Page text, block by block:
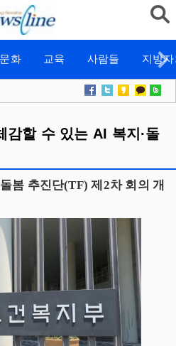
문화 교육 사람들 지방
감할 수 있는 AI 복지·돌
봄 추진단(TF) 제2차 회의 개